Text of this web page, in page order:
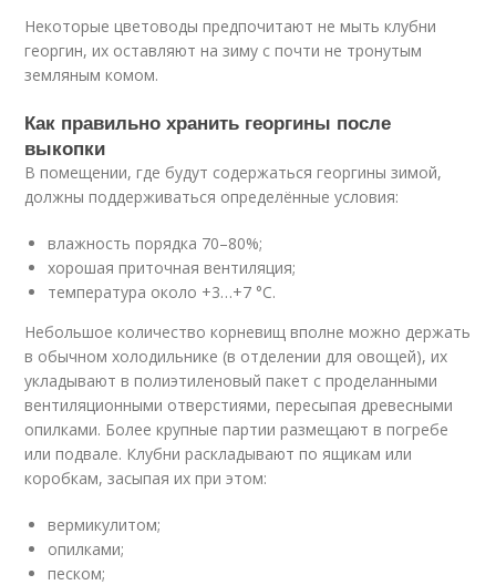
Некоторые цветоводы предпочитают не мыть клубни
георгин, их оставляют на зиму с почти не тронутым
земляным комом.
Как правильно хранить георгины после
выкопки
В помещении, где будут содержаться георгины зимой,
должны поддерживаться определённые условия:
влажность порядка 70–80%;
хорошая приточная вентиляция;
температура около +3…+7 °C.
Небольшое количество корневищ вполне можно держать
в обычном холодильнике (в отделении для овощей), их
укладывают в полиэтиленовый пакет с проделанными
вентиляционными отверстиями, пересыпая древесными
опилками. Более крупные партии размещают в погребе
или подвале. Клубни раскладывают по ящикам или
коробкам, засыпая их при этом:
вермикулитом;
опилками;
песком;